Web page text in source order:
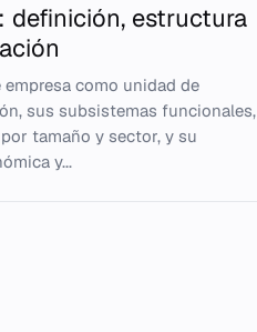
definición, estructura
como unidad de
sus subsistemas funcionales,
tamaño y sector, y su
y...